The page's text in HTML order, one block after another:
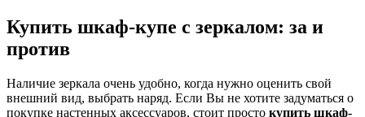
Купить шкаф-купе с зеркалом: за и
против
Наличие зеркала очень удобно, когда нужно оценить свой
внешний вид, выбрать наряд. Если Вы не хотите задуматься о
покупке настенных аксессуаров, стоит просто купить шкаф-